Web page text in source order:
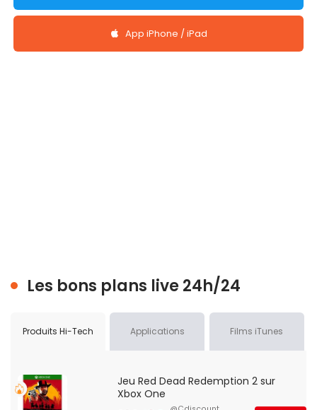
App iPhone / iPad
Les bons plans live 24h/24
Produits Hi-Tech Applications Films iTunes
Jeu Red Dead Redemption 2 sur
Xbox One